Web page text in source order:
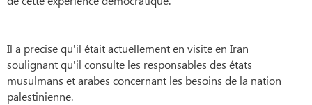
Il a precise qu'il était actuellement en visite en Iran
soulignant qu'il consulte les responsables des états
musulmans et arabes concernant les besoins de la nation
palestinienne.